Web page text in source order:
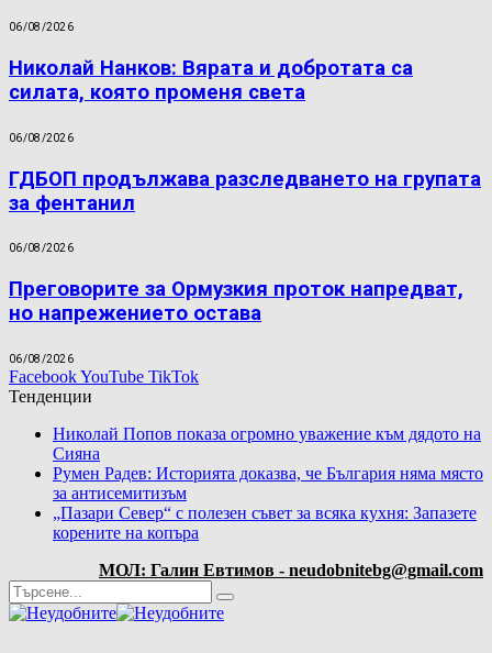
06/08/2026
Николай Нанков: Вярата и добротата са
силата, която променя света
06/08/2026
ГДБОП продължава разследването на групата
за фентанил
06/08/2026
Преговорите за Ормузкия проток напредват,
но напрежението остава
06/08/2026
FacebookYouTube TikTok
Тенденции
Николай Попов показа огромно уважение към дядото на
Сияна
Румен Радев: Историята доказва, че България няма място
за антисемитизъм
„Пазари Север“ с полезен съвет за всяка кухня: Запазете
корените на копъра
МОЛ: Галин Евтимов - neudobnitebg@gmail.com